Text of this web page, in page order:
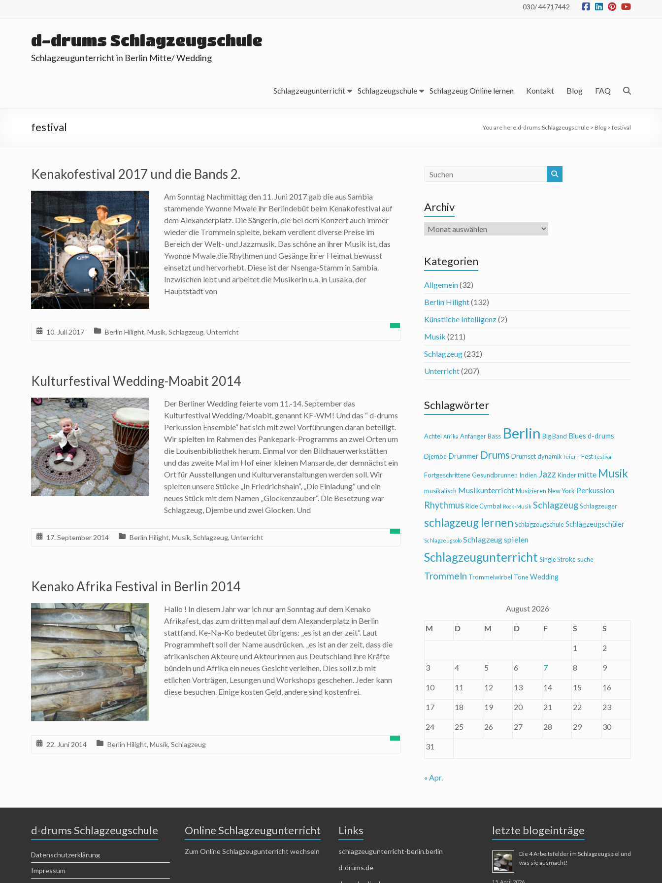
030/ 44717442
d-drums Schlagzeugschule
Schlagzeugunterricht in Berlin Mitte/ Wedding
Schlagzeugunterricht Schlagzeugschule Schlagzeug Online lernen Kontakt Blog FAQ
festival You are here:d-drums Schlagzeugschule > Blog > festival
Kenakofestival 2017 und die Bands 2.
Am Sonntag Nachmittag den 11. Juni 2017 gab die aus Sambia
stammende Ywonne Mwale ihr Berlindebüt beim Kenakofestival auf
dem Alexanderplatz. Die Sängerin, die bei dem Konzert auch immer
wieder die Trommeln spielte, bekam verdient diverse Preise im
Bereich der Welt- und Jazzmusik. Das schöne an ihrer Musik ist, das
Ywonne Mwale die Rhythmen und Gesänge ihrer Heimat bewusst
einsetzt und hervorhebt. Diese ist der Nsenga-Stamm in Sambia.
Inzwischen lebt und arbeitet die Musikerin u.a. in Lusaka, der
Hauptstadt von
10. Juli 2017 Berlin Hilight, Musik, Schlagzeug, Unterricht
Kulturfestival Wedding-Moabit 2014
Der Berliner Wedding feierte vom 11.-14. September das
Kulturfestival Wedding/Moabit, genannt KF-WM! Und das “ d-drums
Perkussion Ensemble“ hat sich mit zwei Vorführungen daran beteiligt.
Wir spielten im Rahmen des Pankepark-Programms an zwei Orten um
die Louisenbibliothek herum. Einmal vor den Bildhauerwerkstätten
und das zweite Mal im Hof einer kleinen Mansarde, der demnächst ein
Ort für Ausstellungen und Kulturveranstaltungen werden soll. Wir
spielten unsere Stücke „In Friedrichshain“, „Die Einladung“ und ein
neues Stück mit dem Namen „Glockenzauber“. Die Besetzung war
Schlagzeug, Djembe und zwei Glocken. Und
17. September 2014 Berlin Hilight, Musik, Schlagzeug, Unterricht
Kenako Afrika Festival in Berlin 2014
Hallo ! In diesem Jahr war ich nur am Sonntag auf dem Kenako
Afrikafest, das zum dritten mal auf dem Alexanderplatz in Berlin
stattfand. Ke-Na-Ko bedeutet übrigens: „es ist an der zeit“. Laut
Programmheft soll der Name ausdrücken. „es ist an der zeit, dass die
afrikanischen Akteure und Akteurinnen aus Deutschland ihre Kräfte
bündeln und Afrika ein neues Gesicht verleihen. Dies soll z.b mit
etlichen Vorträgen, Lesungen und Workshops geschehen. Jeder kann
diese besuchen. Einige kosten Geld, andere sind kostenfrei.
22. Juni 2014 Berlin Hilight, Musik, Schlagzeug
Archiv
Archiv
Kategorien
Allgemein(32)
Berlin Hilight(132)
Künstliche Intelligenz(2)
Musik (211)
Schlagzeug(231)
Unterricht(207)
Schlagwörter
Achtel Afrika AnfängerBass Berlin Big Band Blues d-drums
Djembe Drummer Drums Drumsetdynamik feiern Fest festival
FortgeschritteneGesundbrunnen Indien Jazz Kindermitte Musik
musikalisch MusikunterrichtMusizieren New York Perkussion
RhythmusRide Cymbal Rock-Musik SchlagzeugSchlagzeuger
schlagzeug lernen SchlagzeugschuleSchlagzeugschüler
Schlagzeugsolo Schlagzeug spielen
SchlagzeugunterrichtSingle Stroke suche
Trommeln Trommelwirbel TöneWedding
August 2026
M D M D F S S
1 2
3 4 5 6 7 8 9
10 11 12 13 14 15 16
17 18 19 20 21 22 23
24 25 26 27 28 29 30
31
« Apr.
d-drums Schlagzeugschule
Datenschutzerklärung
Impressum
Online Schlagzeugunterricht
Zum Online Schlagzeugunterricht wechseln
Links
schlagzeugunterricht-berlin.berlin
d-drums.de
letzte blogeinträge
Die 4 Arbeitsfelder im Schlagzeugspiel und
was sie ausmacht!